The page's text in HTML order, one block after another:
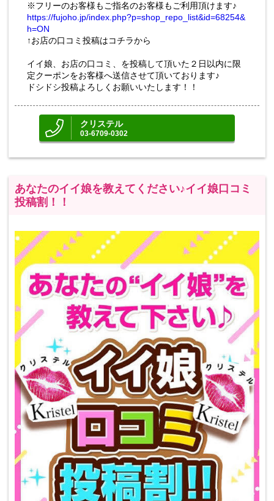
※フリーのお客様もご指名のお客様もご利用頂けます♪
https://fujoho.jp/index.php?p=shop_repo_list&id=68254&
h=ON
↑お店の口コミ投稿はコチラから
イイ娘、お店の口コミ、を投稿して頂いた２日以内に限
定クーポンをお客様へ送信させて頂いております♪
ドシドシ投稿よろしくお願いいたします！！
クリステル
03-6709-0302
あなたのイイ娘を教えてください♪イイ娘口コミ
投稿割！！